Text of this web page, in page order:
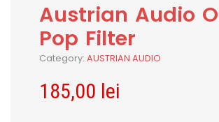
Austrian Audio
Pop Filter
Category: AUSTRIAN AUDIO
185,00 lei